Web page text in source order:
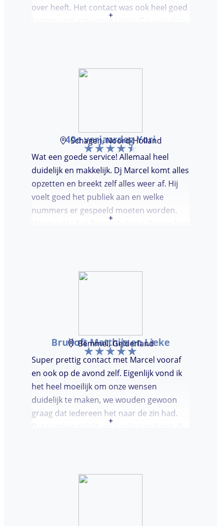
over heeft. Het contact was ook heel goed
kregen snel antwoord terug. Ga vooral zo
+
40e verjaardag Yori
Schagen, Noord-Holland
Wat een goede service! Allemaal heel
duidelijk en makkelijk. Dj Marcel komt alles
opzetten en breekt zelf alles weer af. Hij
voelt goed het publiek aan en welke
nummers er gespeeld moeten worden.
Het maakte het feestje helemaal compleet
+
Bruiloft Matthijs en Lieke
Bemmel, Gelderland
Super prettig contact met Marcel vooraf
en ook op de avond zelf. Eigenlijk vond ik
het heel moeilijk om onze wensen
duidelijk te maken, we wouden gewoon
graag dat iedereen het naar de zin had.
Dat is zeker gelukt, er is volop gedanst. Ik
+